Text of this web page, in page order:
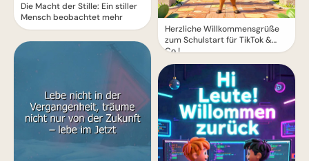
Die Macht der Stille: Ein stiller
Mensch beobachtet mehr
Herzliche Willkommensgrüße
zum Schulstart für TikTok &
Co.!